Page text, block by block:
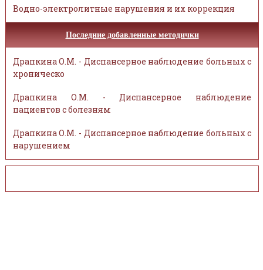
Водно-электролитные нарушения и их коррекция
Последние добавленные методички
Драпкина О.М. - Диспансерное наблюдение больных с
хроническо
Драпкина О.М. - Диспансерное наблюдение
пациентов с болезням
Драпкина О.М. - Диспансерное наблюдение больных с
нарушением